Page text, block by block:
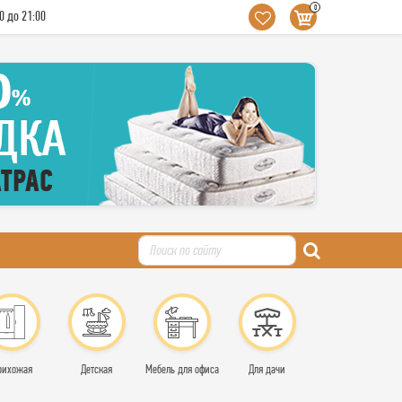
до 21:00
0
Детская Мебель для офиса Для дачи